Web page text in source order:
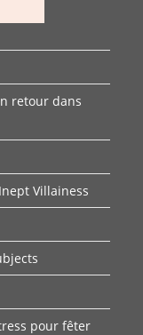
retour dans
Villainess
pour fêter